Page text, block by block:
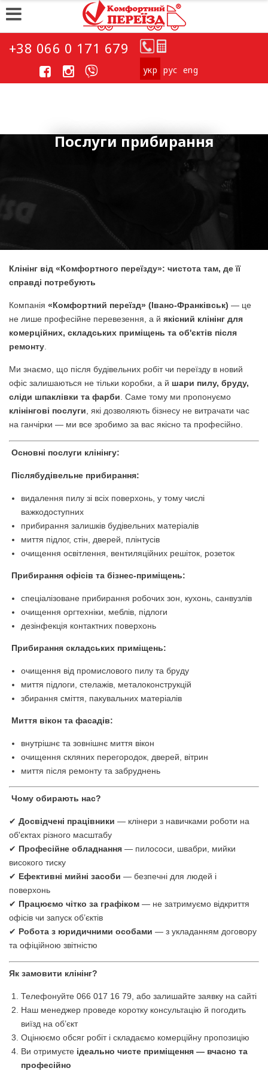
+38 066 0 171 679
укp рус eng
Послуги прибирання
Клінінг від «Комфортного переїзду»: чистота там, де її
справді потребують
Компанія «Комфортний переїзд» (Івано-Франківськ) — це
не лише професійне перевезення, а й якісний клінінг для
комерційних, складських приміщень та об'єктів після
ремонту
Ми знаємо, що після будівельних робіт чи переїзду в новий
офіс залишаються не тільки коробки, а й шари пилу, бруду,
сліди шпаклівки та фарби . Саме тому ми пропонуємо
клінінгові послуги , які дозволяють бізнесу не витрачати час
на ганчірки — ми все зробимо за вас якісно та професійно.
Основні послуги клінінгу:
Післябудівельне прибирання:
видалення пилу зі всіх поверхонь, у тому числі
важкодоступних
прибирання залишків будівельних матеріалів
миття підлог, стін, дверей, плінтусів
очищення освітлення, вентиляційних решіток, розеток
Прибирання офісів та бізнес-приміщень:
спеціалізоване прибирання робочих зон, кухонь, санвузлів
очищення оргтехніки, меблів, підлоги
дезінфекція контактних поверхонь
Прибирання складських приміщень:
очищення від промислового пилу та бруду
миття підлоги, стелажів, металоконструкцій
збирання сміття, пакувальних матеріалів
Миття вікон та фасадів:
внутрішнє та зовнішнє миття вікон
очищення скляних перегородок, дверей, вітрин
миття після ремонту та забруднень
Чому обирають нас?
✔ Досвідчені працівники — клінери з навичками роботи на
об'єктах різного масштабу
✔ Професійне обладнання — пилососи, швабри, мийки
високого тиску
✔ Ефективні мийні засоби — безпечні для людей і
поверхонь
✔ Працюємо чітко за графіком — не затримуємо відкриття
офісів чи запуск об’єктів
✔ Робота з юридичними особами — з укладанням договору
та офіційною звітністю
Як замовити клінінг?
Телефонуйте 066 017 16 79, або залишайте заявку на сайті
Наш менеджер проведе коротку консультацію й погодить
виїзд на об’єкт
Оцінюємо обсяг робіт і складаємо комерційну пропозицію
Ви отримуєте ідеально чисте приміщення — вчасно та
професійно